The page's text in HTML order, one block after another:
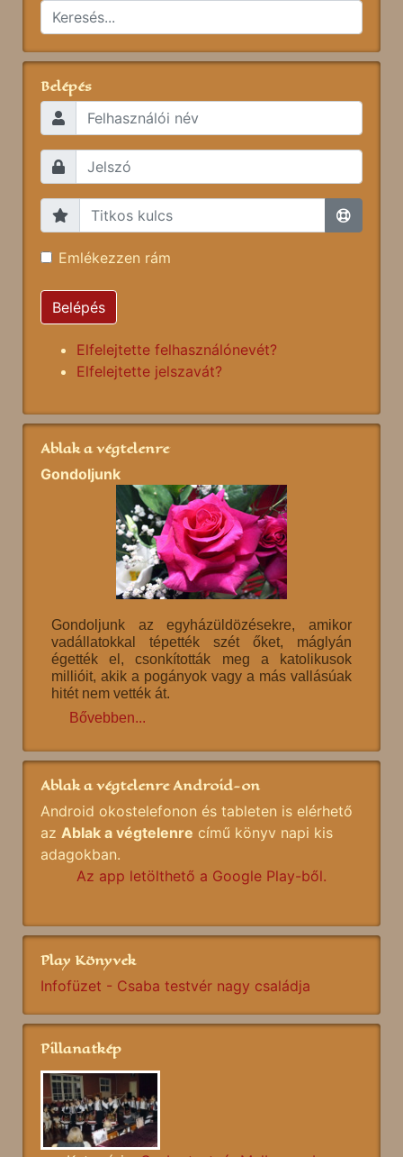
Belépés
Emlékezzen rám
Belépés
Elfelejtette felhasználónevét?
Elfelejtette jelszavát?
Ablak a végtelenre
Gondoljunk
Gondoljunk az egyházüldözésekre, amikor
vadállatokkal tépették szét őket, máglyán
égették el, csonkították meg a katolikusok
millióit, akik a pogányok vagy a más vallásúak
hitét nem vették át.
Bővebben...
Ablak a végtelenre Android-on
Android okostelefonon és tableten is elérhető
az Ablak a végtelenre című könyv napi kis
adagokban.
Az app letölthető a Google Play-ből.
Play Könyvek
Infofüzet - Csaba testvér nagy családja
Pillanatkép